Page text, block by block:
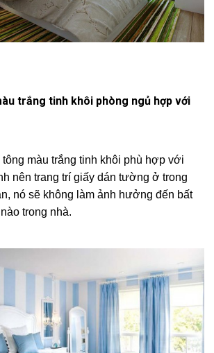
trắng tinh khôi phòng ngủ hợp với
tông màu trắng tinh khôi phù hợp với
nên trang trí giấy dán tường ở trong
nó sẽ không làm ảnh hưởng đến bất
trong nhà.